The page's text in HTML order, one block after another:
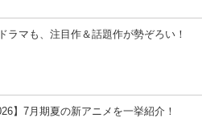
ラマも、注目作＆話題作が勢ぞろい！
】7月期夏の新アニメを一挙紹介！